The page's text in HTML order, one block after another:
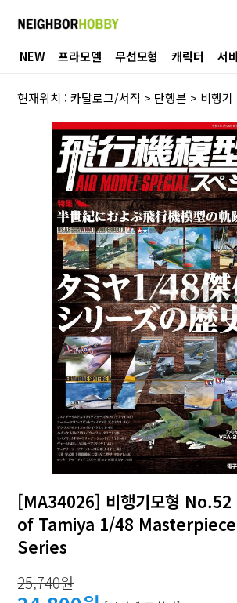
NEW 프라모델 무선모형 캐릭터 서
현재위치 :카탈로그/서적 > 단행본 > 비행기
[MA34026] 비행기모형
of Tamiya 1/48
Series
25,740원